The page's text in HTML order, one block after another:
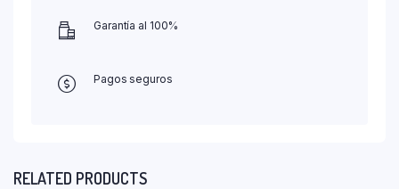
Garantía al 100%
Pagos seguros
RELATED PRODUCTS